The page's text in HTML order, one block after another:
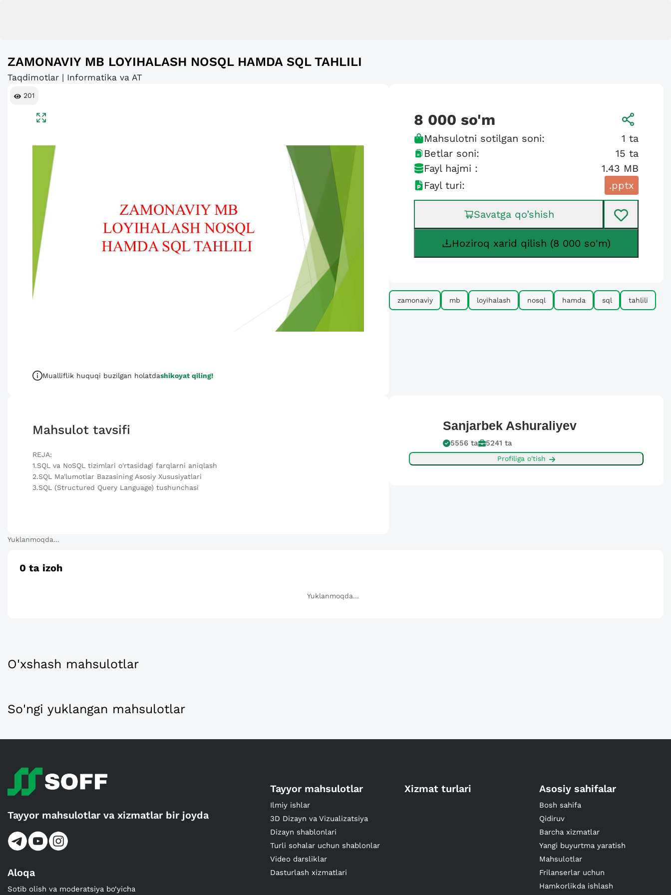
ZAMONAVIY MB LOYIHALASH NOSQL HAMDA SQL TAHLILI
Taqdimotlar | Informatika va AT
201
Mualliflik huquqi buzilgan holatdashikoyat qiling!
8 000 so'm
Mahsulotni sotilgan soni: 1 ta
Betlar soni:
15 ta
Fayl hajmi :
1.43 MB
Fayl turi:
.pptx
Savatga qo’shish
Hoziroq xarid qilish (8 000 so'm)
zamonaviy mb loyihalash nosql hamda sql tahlili
Mahsulot tavsifi
REJA:
1.SQL va NoSQL tizimlari o'rtasidagi farqlarni aniqlash
2.SQL Ma'lumotlar Bazasining Asosiy Xususiyatlari
3.SQL (Structured Query Language) tushunchasi
Sanjarbek Ashuraliyev
5556 ta 5241 ta
Profiliga o'tish
Yuklanmoqda...
0 ta izoh
Yuklanmoqda...
O'xshash mahsulotlar
So'ngi yuklangan mahsulotlar
Tayyor mahsulotlar va xizmatlar bir joyda
Aloqa
Sotib olish va moderatsiya bo‘yicha
Tayyor mahsulotlar
Ilmiy ishlar
3D Dizayn va Vizualizatsiya
Dizayn shablonlari
Turli sohalar uchun shablonlar
Video darsliklar
Dasturlash xizmatlari
Xizmat turlari Asosiy sahifalar
Bosh sahifa
Qidiruv
Barcha xizmatlar
Yangi buyurtma yaratish
Mahsulotlar
Frilanserlar uchun
Hamkorlikda ishlash